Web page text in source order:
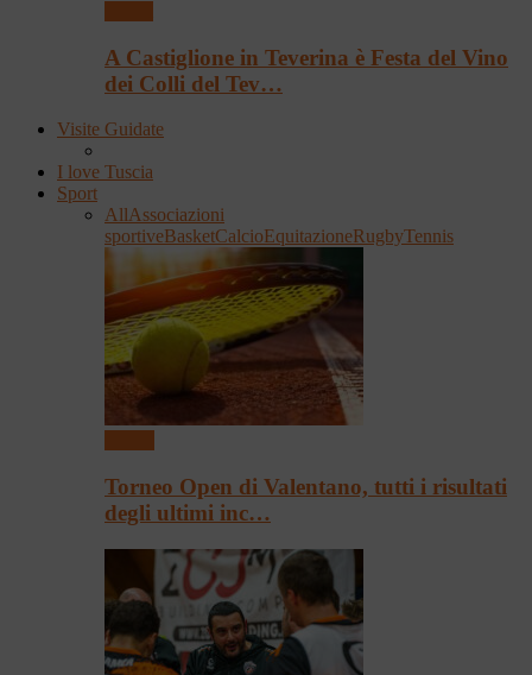
A Castiglione in Teverina è Festa del Vino
dei Colli del Tev…
Visite Guidate
I love Tuscia
Sport
AllAssociazioni
sportiveBasketCalcioEquitazioneRugbyTennis
Torneo Open di Valentano, tutti i risultati
degli ultimi inc…